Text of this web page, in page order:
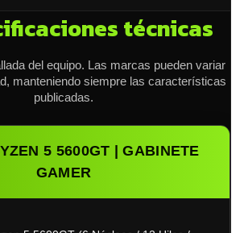
técnicas
del equipo. Las marcas pueden variar
manteniendo siempre las características
publicadas.
5 5600GT | GABINETE
GAMER